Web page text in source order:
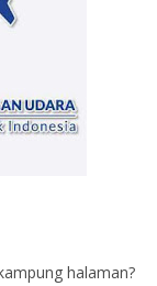
halaman?